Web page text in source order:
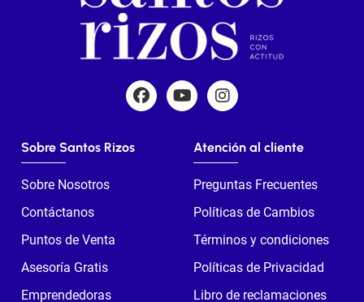
Sobre Santos Rizos
Sobre Nosotros
Contáctanos
Puntos de Venta
Asesoría Gratis
Emprendedoras
Atención al cliente
Preguntas Frecuentes
Políticas de Cambios
Términos y condiciones
Políticas de Privacidad
Libro de reclamaciones